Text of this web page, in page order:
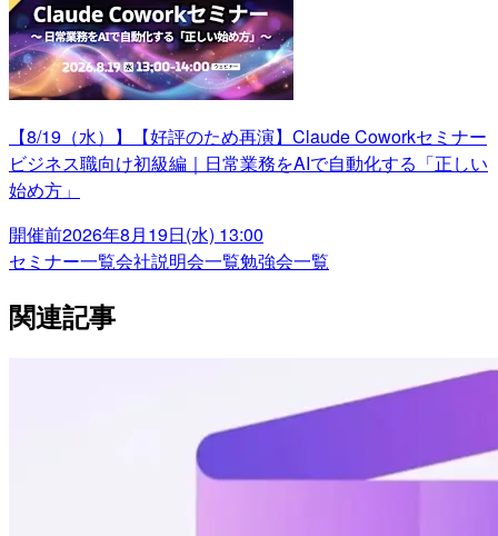
【8/19（水）】【好評のため再演】Claude Coworkセミナー
ビジネス職向け初級編｜日常業務をAIで自動化する「正しい
始め方」
開催前2026年8月19日(水) 13:00
セミナー一覧会社説明会一覧勉強会一覧
関連記事